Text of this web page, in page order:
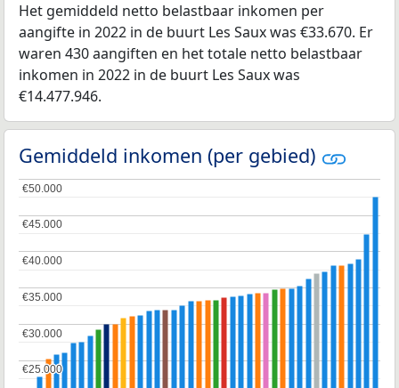
Het gemiddeld netto belastbaar inkomen per
aangifte in 2022 in de buurt Les Saux was €33.670. Er
waren 430 aangiften en het totale netto belastbaar
inkomen in 2022 in de buurt Les Saux was
€14.477.946.
Gemiddeld inkomen (per gebied)
€25.000
€25.000
€30.000
€30.000
€35.000
€35.000
€40.000
€40.000
€45.000
€45.000
€50.000
€50.000